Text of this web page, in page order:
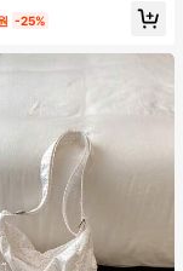
-25%